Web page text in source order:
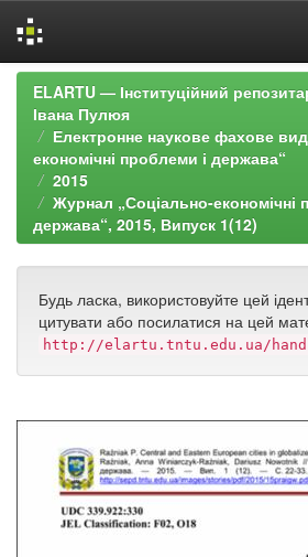
Skip
navigation
ELARTU — Інституційний
Івана Пулюя
Електронне наукове фахове
економічні проблеми і держава“
2015
Журнал „Соціально-економічні
держава“, 2015, Випуск 1(12)
Будь ласка, використовуйте цей
цитувати або посилатися на цей
http://elartu.tntu.edu.ua/